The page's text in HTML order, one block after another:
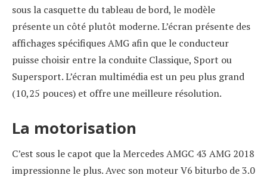
sous la casquette du tableau de bord, le modèle
présente un côté plutôt moderne. L’écran présente des
affichages spécifiques AMG afin que le conducteur
puisse choisir entre la conduite Classique, Sport ou
Supersport. L’écran multimédia est un peu plus grand
(10,25 pouces) et offre une meilleure résolution.
La motorisation
C’est sous le capot que la Mercedes AMGC 43 AMG 2018
impressionne le plus. Avec son moteur V6 biturbo de 3.0